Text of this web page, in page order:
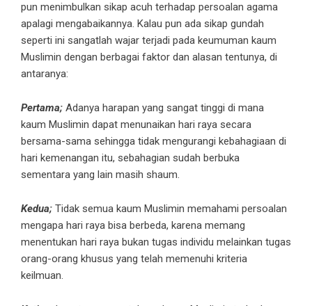
pun menimbulkan sikap acuh terhadap persoalan agama
apalagi mengabaikannya. Kalau pun ada sikap gundah
seperti ini sangatlah wajar terjadi pada keumuman kaum
Muslimin dengan berbagai faktor dan alasan tentunya, di
antaranya:
Pertama; Adanya harapan yang sangat tinggi di mana
kaum Muslimin dapat menunaikan hari raya secara
bersama-sama sehingga tidak mengurangi kebahagiaan di
hari kemenangan itu, sebahagian sudah berbuka
sementara yang lain masih shaum.
Kedua; Tidak semua kaum Muslimin memahami persoalan
mengapa hari raya bisa berbeda, karena memang
menentukan hari raya bukan tugas individu melainkan tugas
orang-orang khusus yang telah memenuhi kriteria
keilmuan.